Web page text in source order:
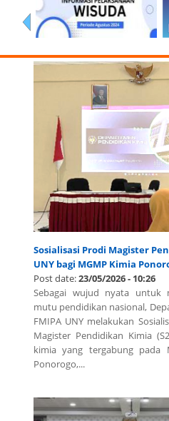
Sosialisasi Prodi Magister
UNY bagi MGMP Kimia
Post date:23/05/2026 - 10:26
Sebagai wujud nyata untuk
mutu pendidikan nasional,
FMIPA UNY melakukan
Magister Pendidikan Kimia
kimia yang tergabung pada
Ponorogo,...